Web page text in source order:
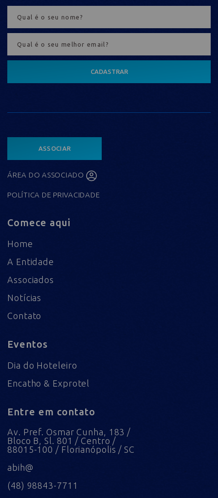
CADASTRAR
ASSOCIAR
ÁREA DO ASSOCIADO
POLÍTICA DE PRIVACIDADE
Comece aqui
Home
A Entidade
Associados
Notícias
Contato
Eventos
Dia do Hoteleiro
Encatho & Exprotel
Entre em contato
Av. Pref. Osmar Cunha, 183 /
Bloco B, Sl. 801 / Centro /
88015-100 / Florianópolis / SC
abih@
(48) 98843-7711